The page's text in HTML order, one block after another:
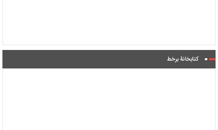
کتابخانۀ برخط